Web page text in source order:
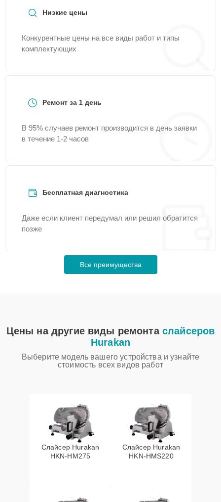
Низкие цены
Конкурентные цены на все виды работ и типы
комплектующих
Ремонт за 1 день
В 95% случаев ремонт производится в день заявки
в течение 1-2 часов
Бесплатная диагностика
Даже если клиент передумал или решил обратится
позже
Все преимущества
Цены на другие виды ремонта слайсеров
Hurakan
Выберите модель вашего устройства и узнайте
стоимость всех видов работ
Слайсер Hurakan
HKN-HM275
Слайсер Hurakan
HKN-HMS220